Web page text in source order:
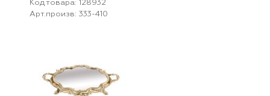
Код товара: 128932
Арт.произв: 333-410